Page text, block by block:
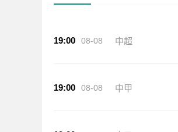
19:00 08-08 中超
19:00 08-08 中甲